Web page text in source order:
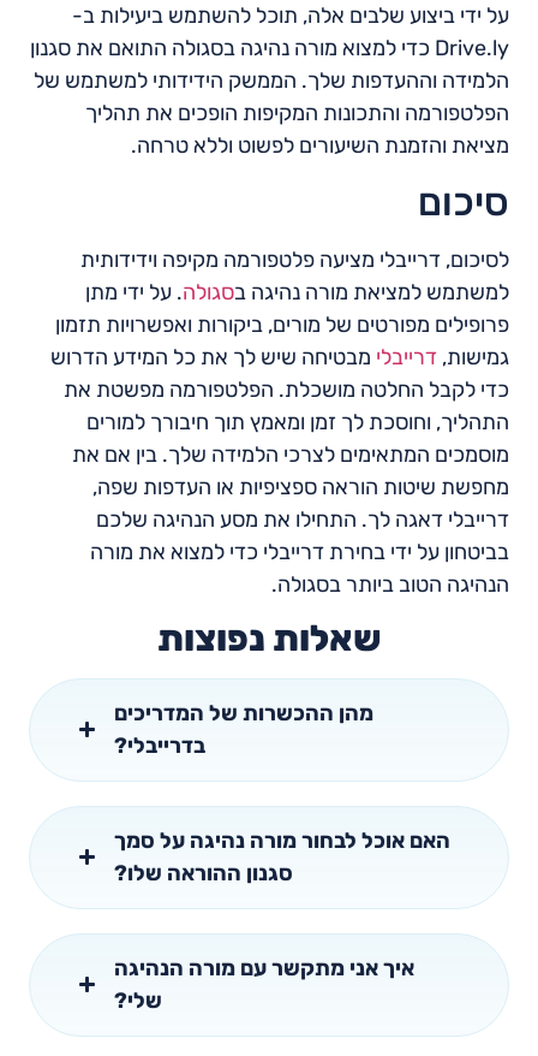
על ידי ביצוע שלבים אלה, תוכל להשתמש ביעילות ב-
Drive.ly כדי למצוא מורה נהיגה בסגולה התואם את סגנון
הלמידה וההעדפות שלך. הממשק הידידותי למשתמש של
הפלטפורמה והתכונות המקיפות הופכים את תהליך
מציאת והזמנת השיעורים לפשוט וללא טרחה.
סיכום
לסיכום, דרייבלי מציעה פלטפורמה מקיפה וידידותית
למשתמש למציאת מורה נהיגה בסגולה. על ידי מתן
פרופילים מפורטים של מורים, ביקורות ואפשרויות תזמון
גמישות, דרייבלי מבטיחה שיש לך את כל המידע הדרוש
כדי לקבל החלטה מושכלת. הפלטפורמה מפשטת את
התהליך, וחוסכת לך זמן ומאמץ תוך חיבורך למורים
מוסמכים המתאימים לצרכי הלמידה שלך. בין אם את
מחפשת שיטות הוראה ספציפיות או העדפות שפה,
דרייבלי דאגה לך. התחילו את מסע הנהיגה שלכם
בביטחון על ידי בחירת דרייבלי כדי למצוא את מורה
הנהיגה הטוב ביותר בסגולה.
שאלות נפוצות
מהן ההכשרות של המדריכים
בדרייבלי?
האם אוכל לבחור מורה נהיגה על סמך
סגנון ההוראה שלו?
איך אני מתקשר עם מורה הנהיגה
שלי?